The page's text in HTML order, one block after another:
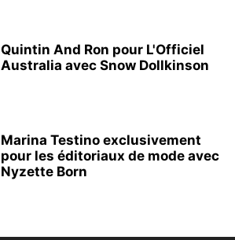
Quintin And Ron pour L'Officiel
Australia avec Snow Dollkinson
Marina Testino exclusivement
pour les éditoriaux de mode avec
Nyzette Born